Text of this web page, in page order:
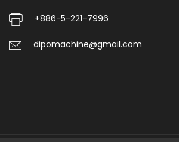
+886-5-221-7996
dipomachine@gmail.com